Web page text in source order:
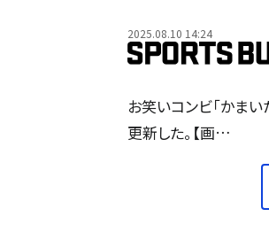
2025.08.10 14:24
お笑いコンビ「かま
更新した。【画…